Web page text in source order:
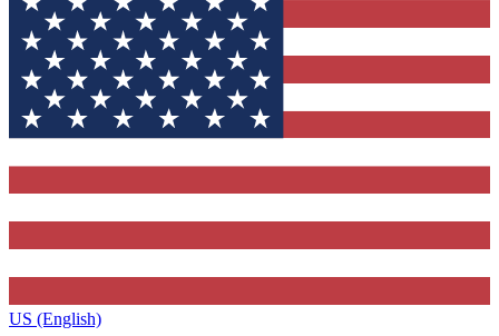
US (English)